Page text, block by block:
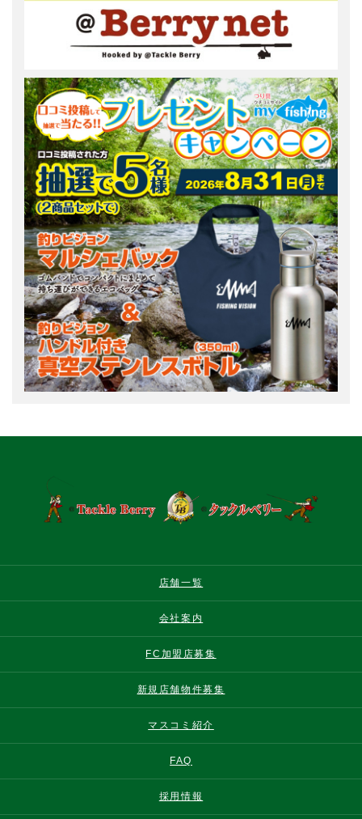
店舗一覧
会社案内
FC加盟店募集
新規店舗物件募集
マスコミ紹介
FAQ
採用情報